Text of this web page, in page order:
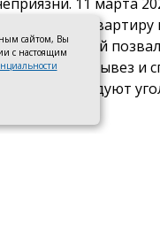
гости в свою
Тело он вывез и
могут и расследуют
сайтом, Вы
с настоящим